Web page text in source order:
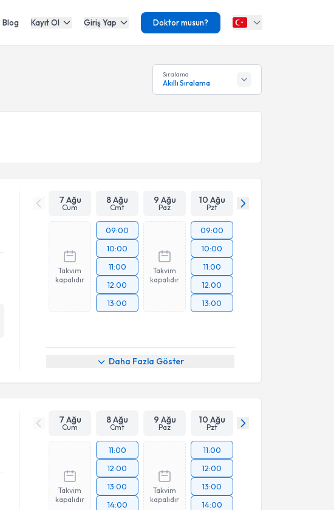
Blog Kayıt Ol Giriş Yap Doktor musun?
Sıralama
Akıllı Sıralama
7 Ağu
Cum
8 Ağu
Cmt
9 Ağu
Paz
10 Ağu
Pzt
Takvim
kapalıdır
09:00
10:00
11:00
12:00
13:00
Takvim
kapalıdır
09:00
10:00
11:00
12:00
13:00
Daha Fazla Göster
7 Ağu
Cum
8 Ağu
Cmt
9 Ağu
Paz
10 Ağu
Pzt
Takvim
kapalıdır
11:00
12:00
13:00
14:00
Takvim
kapalıdır
11:00
12:00
13:00
14:00